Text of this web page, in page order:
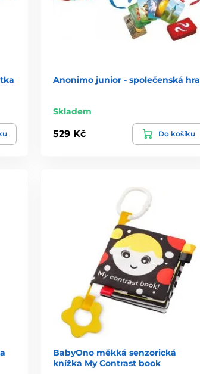
Anonimo junior - společenská hra
Skladem
529 Kč Do košíku
BabyOno měkká senzorická
knížka My Contrast book